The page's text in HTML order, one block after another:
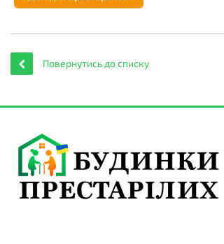
Повернутись до списку